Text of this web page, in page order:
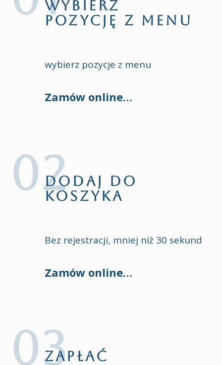
WYBIERZ
POZYCJĘ Z MENU
wybierz pozycje z menu
Zamów online…
DODAJ DO
KOSZYKA
Bez rejestracji, mniej niż 30 sekund
Zamów online…
ZAPŁAĆ